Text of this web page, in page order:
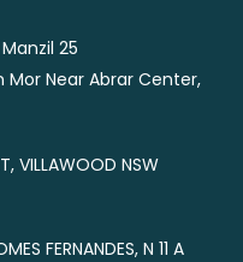
25
Mor Near Abrar Center,
VILLAWOOD NSW
FERNANDES, N 11 A